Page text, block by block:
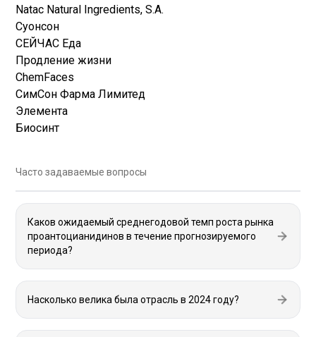
Natac Natural Ingredients, S.A.
Суонсон
СЕЙЧАС Еда
Продление жизни
ChemFaces
СимСон Фарма Лимитед
Элемента
Биосинт
Часто задаваемые вопросы
Каков ожидаемый среднегодовой темп роста рынка
проантоцианидинов в течение прогнозируемого
периода?
Насколько велика была отрасль в 2024 году?